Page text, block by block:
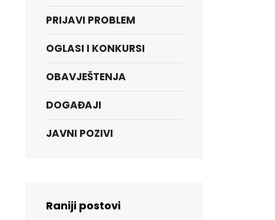
PRIJAVI PROBLEM
OGLASI I KONKURSI
OBAVJEŠTENJA
DOGAĐAJI
JAVNI POZIVI
Raniji postovi